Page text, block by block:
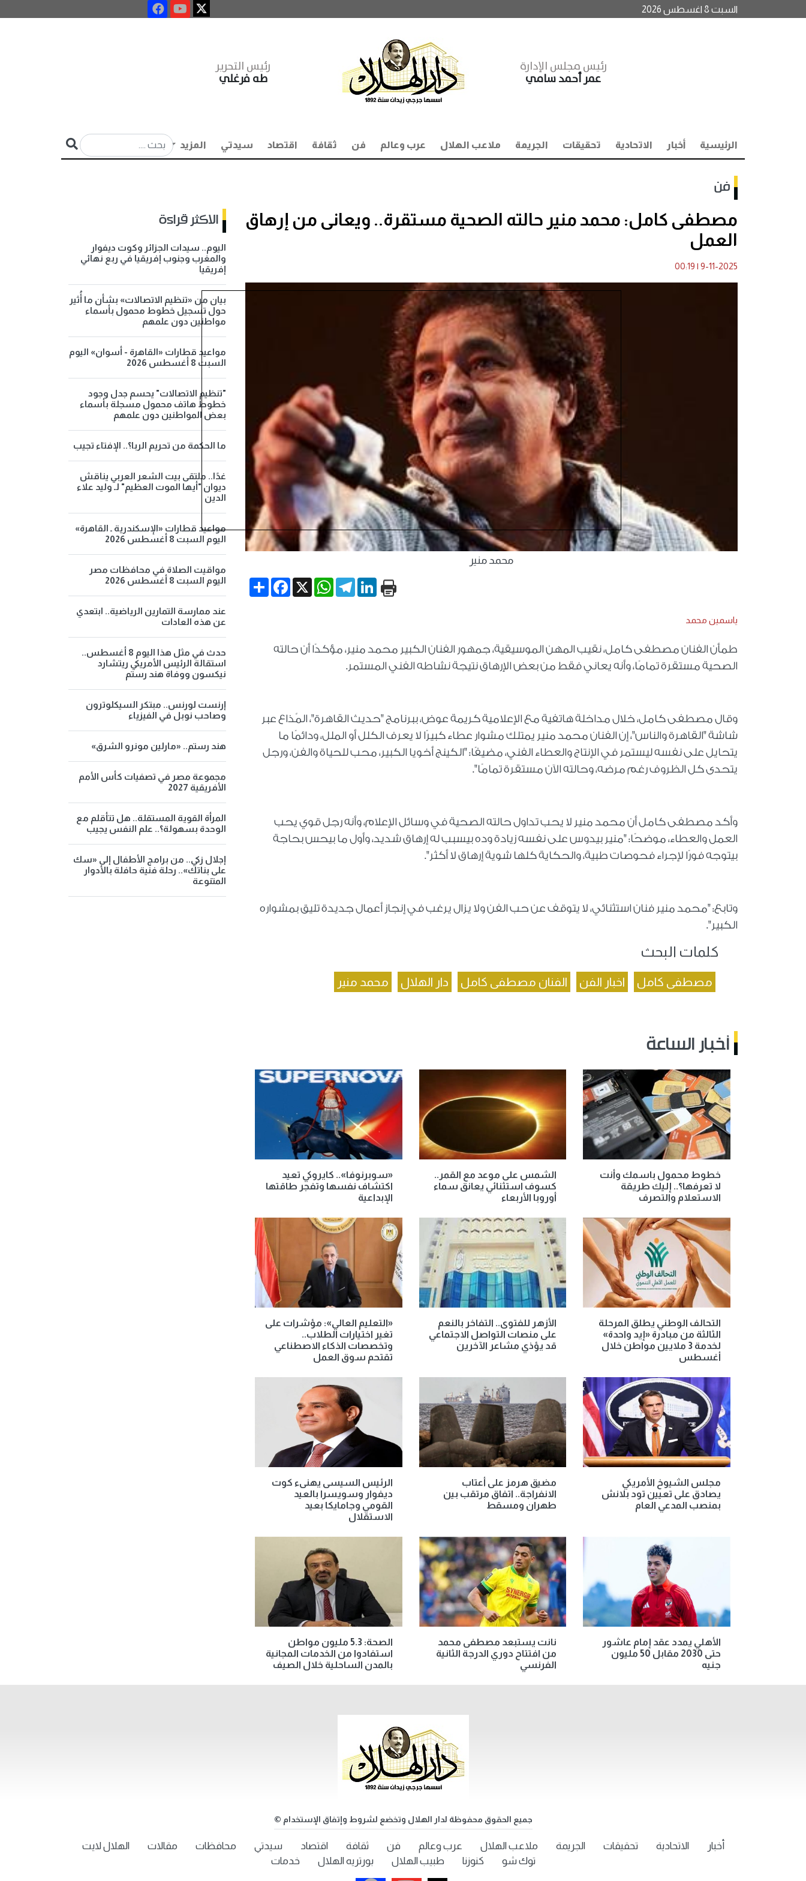
السبت 8 اغسطس 2026
رئيس مجلس الإدارة
عمر أحمد سامي
رئيس التحرير
طه فرغلي
الرئيسية أخبار الاتحادية تحقيقات الجريمة ملاعب الهلال عرب وعالم فن ثقافة اقتصاد سيدتي المزيد
فن
مصطفى كامل: محمد منير حالته الصحية مستقرة.. ويعانى من إرهاق
العمل
9-11-2025
|
00:19
محمد منير
Share
Facebook X
WhatsApp
TelegramLinkedIn
ياسمين محمد
طمأن الفنان مصطفى كامل، نقيب المهن الموسيقية، جمهور الفنان الكبير محمد منير، مؤكدًا أن حالته
الصحية مستقرة تمامًا، وأنه يعاني فقط من بعض الإرهاق نتيجة نشاطه الفني المستمر.
وقال مصطفى كامل، خلال مداخلة هاتفية مع الإعلامية كريمة عوض، ببرنامج "حديث القاهرة"، المٌذاع عبر
شاشة "القاهرة والناس"، إن الفنان محمد منير يمتلك مشوار عطاء كبيرًا لا يعرف الكلل أو الملل، ودائمًا ما
يتحايل على نفسه ليستمر في الإنتاج والعطاء الفني، مضيفًا: "الكينج أخويا الكبير، محب للحياة والفن، ورجل
يتحدى كل الظروف رغم مرضه، وحالته الآن مستقرة تمامًا".
وأكد مصطفى كامل أن محمد منير لا يحب تداول حالته الصحية في وسائل الإعلام، وأنه رجل قوي يحب
العمل والعطاء، موضحًا: "منير بيدوس على نفسه زيادة وده بيسبب له إرهاق شديد، وأول ما بيحس بحاجة
بيتوجه فورًا لإجراء فحوصات طبية، والحكاية كلها شوية إرهاق لا أكثر".
وتابع: "محمد منير فنان استثنائي، لا يتوقف عن حب الفن ولا يزال يرغب في إنجاز أعمال جديدة تليق بمشواره
الكبير".
كلمات البحث
مصطفى كامل اخبار الفن الفنان مصطفى كامل دار الهلال محمد منير
أخبار الساعة
خطوط محمول باسمك وأنت
لا تعرفها؟.. إليك طريقة
الاستعلام والتصرف
الشمس على موعد مع القمر..
كسوف استثنائي يعانق سماء
أوروبا الأربعاء
«سوبرنوفا».. كايروكي تعيد
اكتشاف نفسها وتفجر طاقتها
الإبداعية
التحالف الوطني يطلق المرحلة
الثالثة من مبادرة «إيد واحدة»
لخدمة 3 ملايين مواطن خلال
أغسطس
الأزهر للفتوى.. التفاخر بالنعم
على منصات التواصل الاجتماعي
قد يؤذي مشاعر الآخرين
«التعليم العالي»: مؤشرات على
تغير اختيارات الطلاب..
وتخصصات الذكاء الاصطناعي
تقتحم سوق العمل
مجلس الشيوخ الأمريكي
يصادق على تعيين تود بلانش
بمنصب المدعي العام
مضيق هرمز على أعتاب
الانفراجة.. اتفاق مرتقب بين
طهران ومسقط
الرئيس السيسى يهنىء كوت
ديفوار وسويسرا بالعيد
القومي وجامايكا بعيد
الاستقلال
الأهلي يمدد عقد إمام عاشور
حتى 2030 مقابل 50 مليون
جنيه
نانت يستبعد مصطفى محمد
من افتتاح دوري الدرجة الثانية
الفرنسي
الصحة: 5.3 مليون مواطن
استفادوا من الخدمات المجانية
بالمدن الساحلية خلال الصيف
الاكثر قراءة
اليوم.. سيدات الجزائر وكوت ديفوار
والمغرب وجنوب إفريقيا في ربع نهائي
إفريقيا
بيان من «تنظيم الاتصالات» بشأن ما أُثير
حول تسجيل خطوط محمول بأسماء
مواطنين دون علمهم
مواعيد قطارات «القاهرة - أسوان» اليوم
السبت 8 أغسطس 2026
"تنظيم الاتصالات" يحسم جدل وجود
خطوط هاتف محمول مسجلة بأسماء
بعض المواطنين دون علمهم
ما الحكمة من تحريم الربا؟.. الإفتاء تجيب
غدًا.. ملتقى بيت الشعر العربي يناقش
ديوان "أيها الموت العظيم" لـ وليد علاء
الدين
مواعيد قطارات «الإسكندرية ـ القاهرة»
اليوم السبت 8 أغسطس 2026
مواقيت الصلاة في محافظات مصر
اليوم السبت 8 أغسطس 2026
عند ممارسة التمارين الرياضية.. ابتعدي
عن هذه العادات
حدث في مثل هذا اليوم 8 أغسطس..
استقالة الرئيس الأمريكي ريتشارد
نيكسون ووفاة هند رستم
إرنست لورنس.. مبتكر السيكلوترون
وصاحب نوبل في الفيزياء
هند رستم.. «مارلين مونرو الشرق»
مجموعة مصر في تصفيات كأس الأمم
الأفريقية 2027
المرأة القوية المستقلة.. هل تتأقلم مع
الوحدة بسهولة؟.. علم النفس يجيب
إجلال زكي.. من برامج الأطفال إلى «سك
على بناتك».. رحلة فنية حافلة بالأدوار
المتنوعة
جميع الحقوق محفوظة لدار الهلال وتخضع لشروط وإتفاق الإستخدام ©
أخبار الاتحادية تحقيقات الجريمة ملاعب الهلال عرب وعالم فن ثقافة اقتصاد سيدتي محافظات مقالات
الهلال لايت
توك شو
كنوزنا طبيب الهلال بورتريه الهلال خدمات